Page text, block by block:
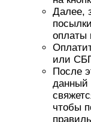
Далее,
оплаты
или
После
данный
чтобы